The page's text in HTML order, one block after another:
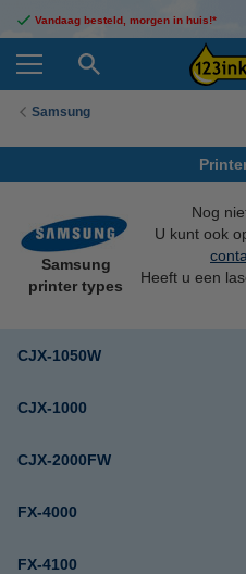
Vandaag besteld, morgen in huis!*
Samsung
Samsung
printer types
Nog
U kunt ook
Heeft u een
CJX-1050W
CJX-1000
CJX-2000FW
FX-4000
FX-4100